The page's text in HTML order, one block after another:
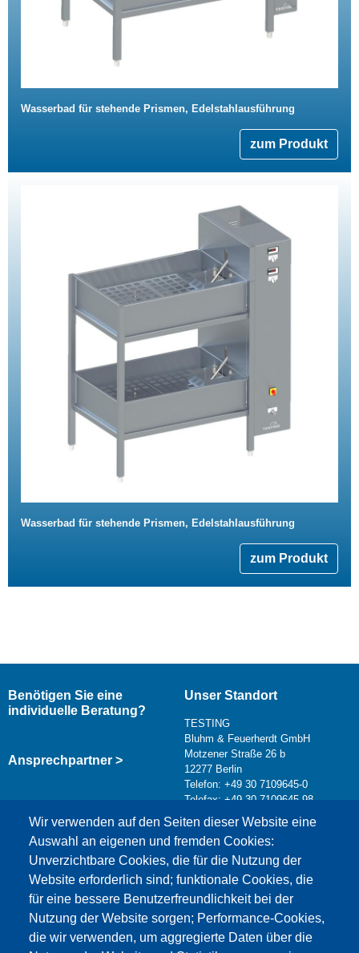
Wasserbad für stehende Prismen, Edelstahlausführung
zum Produkt
Wasserbad für stehende Prismen, Edelstahlausführung
zum Produkt
Wir verwenden auf den Seiten dieser Website eine
Auswahl an eigenen und fremden Cookies:
Unverzichtbare Cookies, die für die Nutzung der
Website erforderlich sind; funktionale Cookies, die
für eine bessere Benutzerfreundlichkeit bei der
Nutzung der Website sorgen; Performance-Cookies,
die wir verwenden, um aggregierte Daten über die
Benötigen Sie eine
individuelle Beratung?
Ansprechpartner >
Unser Standort
TESTING
Bluhm & Feuerherdt GmbH
Motzener Straße 26 b
12277 Berlin
Telefon: +49 30 7109645-0
Telefax: +49 30 7109645-98
info@testing.de
Dieser Inhalt ist blockiert, da die Google Maps